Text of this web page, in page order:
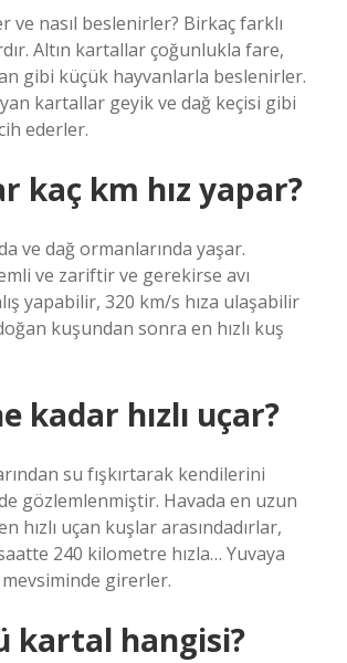
ve nasıl beslenirler? Birkaç farklı
Altın kartallar çoğunlukla fare,
gibi küçük hayvanlarla beslenirler.
kartallar geyik ve dağ keçisi gibi
ederler.
kaç km hız yapar?
ve dağ ormanlarında yaşar.
ve zariftir ve gerekirse avı
yapabilir, 320 km/s hıza ulaşabilir
kuşundan sonra en hızlı kuş
kadar hızlı uçar?
su fışkırtarak kendilerini
gözlemlenmiştir. Havada en uzun
hızlı uçan kuşlar arasındadırlar,
240 kilometre hızla… Yuvaya
girerler.
kartal hangisi?